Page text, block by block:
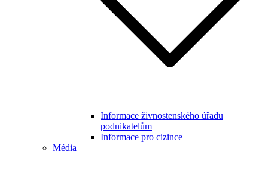
Informace živnostenského úřadu
podnikatelům
Informace pro cizince
Média